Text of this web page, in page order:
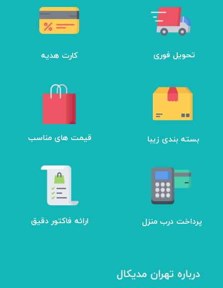
تحویل فوری کارت هدیه
​قیمت های مناسب بسته بندی زیبا
ارائه فاکتور دقیق پرداخت درب منزل
درباره تهران مدیکال